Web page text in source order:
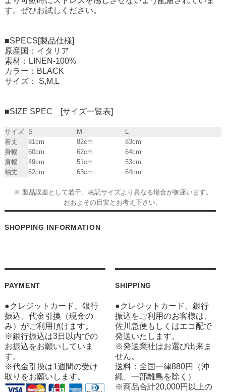
す。ぜひお試しください。
■SPECS[製品仕様]
原産国：イタリア
素材：LINEN-100%
カラー：BLACK
サイズ： S,M,L
■SIZE SPEC [サイズ一覧表]
サイズ S M
L
着丈
81cm 82cm
83cm
身幅
60cm 62cm
64cm
肩幅
49cm 51cm
53cm
袖丈
62cm 63cm 64cm
※ 製品誤差として若干、表記サイズより異なる場合が御座います。
おおよその目安とお考え下さい。
SHOPPING INFORMATION
PAYMENT
●クレジットカード、銀行
振込、代金引換（現金の
み）がご利用頂けます。
※銀行振込は3日以内での
お振込をお願いしていま
す。
※代金引換は1週間の受け
取りをお願いします。
SHIPPING
●クレジットカード、銀行
振込をご利用のお客様は、
佐川急便もしくはエコ配で
発送いたします。
※発送業社はお選び出来ま
せん。
送料：全国一律880円（沖
縄、一部離島を除く）
※商品合計20,000円以上の